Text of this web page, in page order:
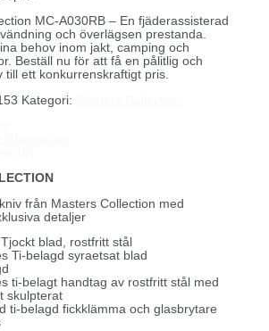
MC-A030RB – En fjäderassisterad
och överlägsen prestanda.
behov inom jakt, camping och
Beställ nu för att få en pålitlig och
till ett konkurrenskraftigt pris.
Kategori:
från Masters Collection med
detaljer
blad, rostfritt stål
Ti-belagd syraetsat blad
ti-belagt handtag av rostfritt stål med
skulpterat
ti-belagd fickklämma och glasbrytare